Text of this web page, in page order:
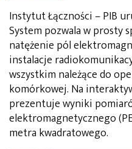
Instytut Łączności – PIB
System pozwala w prosty
natężenie pól
instalacje
wszystkim należące do
komórkowej. Na
prezentuje wyniki
elektromagnetycznego
metra kwadratowego.